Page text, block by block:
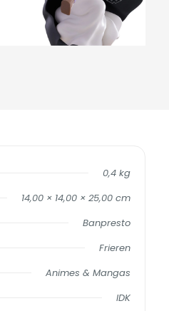
0,4 kg
14,00 × 14,00 × 25,00 cm
Banpresto
Frieren
Animes & Mangas
IDK